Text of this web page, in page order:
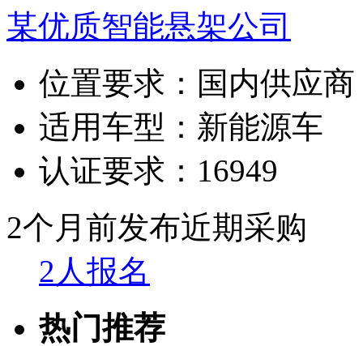
某优质智能悬架公司
位置要求： 国内供应商
适用车型： 新能源车
认证要求： 16949
2个月前发布近期采购
2人报名
热门推荐